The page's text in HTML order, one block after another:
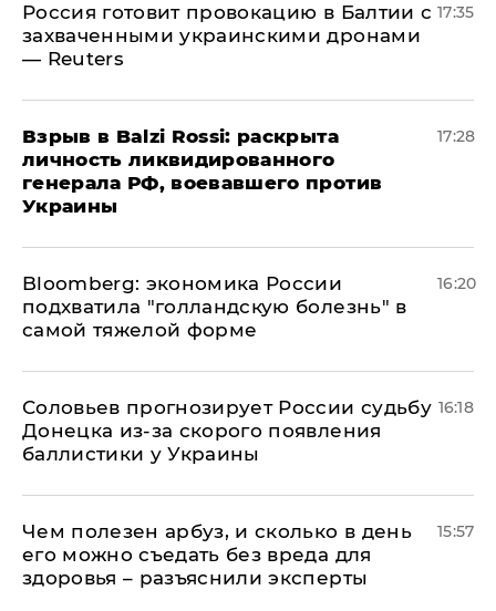
​Россия готовит провокацию в Балтии с
захваченными украинскими дронами
— Reuters
17:35
​Взрыв в Balzi Rossi: раскрыта
личность ликвидированного
генерала РФ, воевавшего против
Украины
17:28
Bloomberg: экономика России
подхватила "голландскую болезнь" в
самой тяжелой форме
16:20
Соловьев прогнозирует России судьбу
Донецка из-за скорого появления
баллистики у Украины
16:18
Чем полезен арбуз, и сколько в день
его можно съедать без вреда для
здоровья – разъяснили эксперты
15:57